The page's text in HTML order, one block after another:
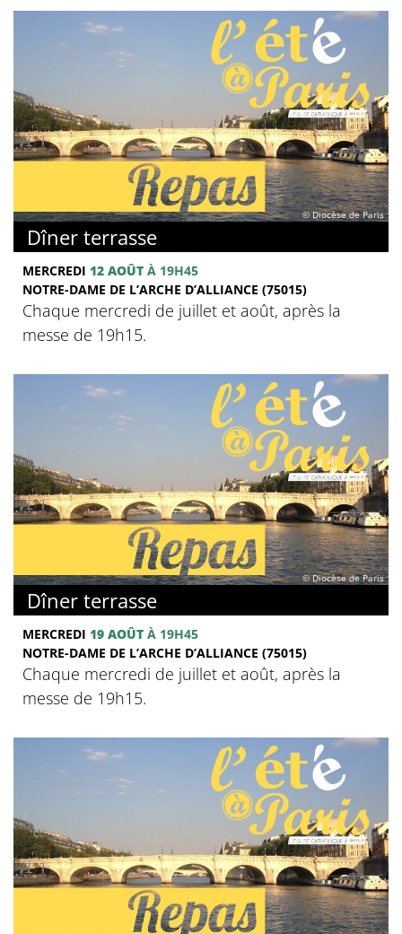
© Diocèse de Paris
Dîner terrasse
MERCREDI 12 AOÛT À 19H45
NOTRE-DAME DE L’ARCHE D’ALLIANCE (75015)
Chaque mercredi de juillet et août, après la
messe de 19h15.
© Diocèse de Paris
Dîner terrasse
MERCREDI 19 AOÛT À 19H45
NOTRE-DAME DE L’ARCHE D’ALLIANCE (75015)
Chaque mercredi de juillet et août, après la
messe de 19h15.